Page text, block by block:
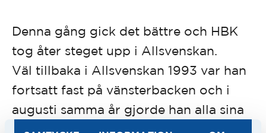
Denna gång gick det bättre och HBK
tog åter steget upp i Allsvenskan.
Väl tillbaka i Allsvenskan 1993 var han
fortsatt fast på vänsterbacken och i
augusti samma år gjorde han alla sina
tre allsvenska mål på fem matcher.